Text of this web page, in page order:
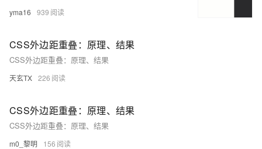
yma16 939
CSS外边距重叠：原理、结果
CSS外边距重叠：原理、结果
天玄TX 226
CSS外边距重叠：原理、结果
CSS外边距重叠：原理、结果
m0_黎明 156